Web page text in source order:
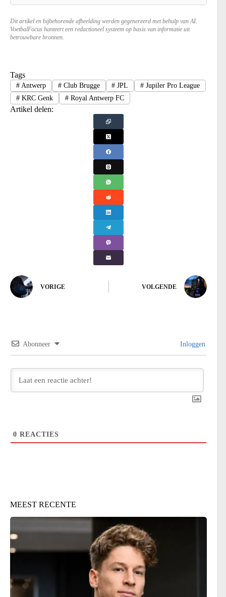
Dit artikel en bijbehorende afbeelding werden gegenereerd met behulp van AI.
VoetbalFocus hanteert een redactioneel systeem op basis van informatie uit
betrouwbare bronnen.
Tags
#Antwerp #Club Brugge # JPL # Jupiler Pro League
#KRC Genk #Royal Antwerp FC
Artikel delen:
VORIGE VOLGENDE
Abonneer Inloggen
0 REACTIES
MEEST RECENTE